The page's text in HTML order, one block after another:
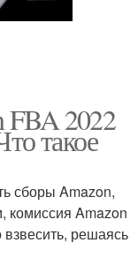
2022
такое
сборы Amazon,
комиссия Amazon
решаясь